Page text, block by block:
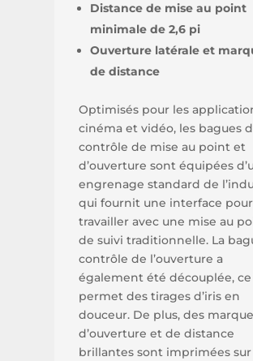
Distance de mise au point
minimale de 2,6 pi
Ouverture latérale et
de distance
Optimisés pour les
cinéma et vidéo, les bagues
contrôle de mise au point et
d’ouverture sont équipées
engrenage standard de
qui fournit une interface pour
travailler avec une mise au
de suivi traditionnelle. La
contrôle de l’ouverture a
également été découplée,
permet des tirages d’iris en
douceur. De plus, des
d’ouverture et de distance
brillantes sont imprimées sur